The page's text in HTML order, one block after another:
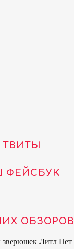
ФЕЙСБУК
ОБЗОРОВ
Литл Пет